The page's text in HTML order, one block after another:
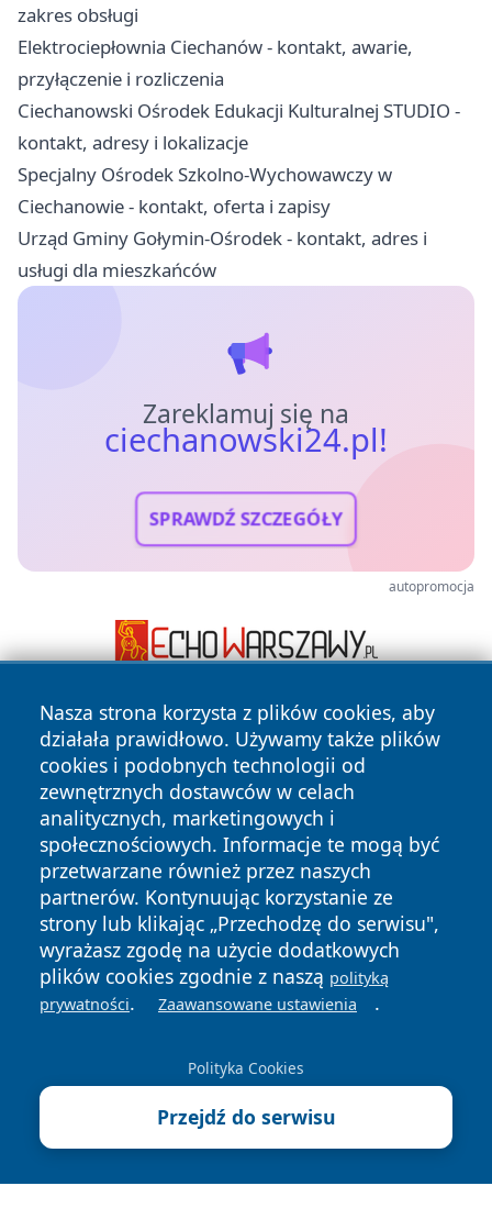
zakres obsługi
Elektrociepłownia Ciechanów - kontakt, awarie,
przyłączenie i rozliczenia
Ciechanowski Ośrodek Edukacji Kulturalnej STUDIO -
kontakt, adresy i lokalizacje
Specjalny Ośrodek Szkolno-Wychowawczy w
Ciechanowie - kontakt, oferta i zapisy
Urząd Gminy Gołymin-Ośrodek - kontakt, adres i
usługi dla mieszkańców
Zareklamuj się na
ciechanowski24.pl!
SPRAWDŹ SZCZEGÓŁY
autopromocja
Nasza strona korzysta z plików cookies, aby
działała prawidłowo. Używamy także plików
cookies i podobnych technologii od
zewnętrznych dostawców w celach
analitycznych, marketingowych i
społecznościowych. Informacje te mogą być
przetwarzane również przez naszych
partnerów. Kontynuując korzystanie ze
strony lub klikając „Przechodzę do serwisu",
wyrażasz zgodę na użycie dodatkowych
plików cookies zgodnie z naszą polityką
prywatności. Zaawansowane ustawienia .
Polityka Cookies
Przejdź do serwisu
Copyright © 2026 ciechanowski24.pl Wszystkie prawa
zastrzeżone.
News Autorzy
Polityka
Prywatności
Polityka
Cookies